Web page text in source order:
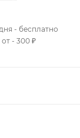
- бесплатно
от - 300 ₽